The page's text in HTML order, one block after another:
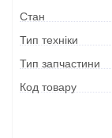
Стан
Тип техніки
Тип запчастини
Код товару